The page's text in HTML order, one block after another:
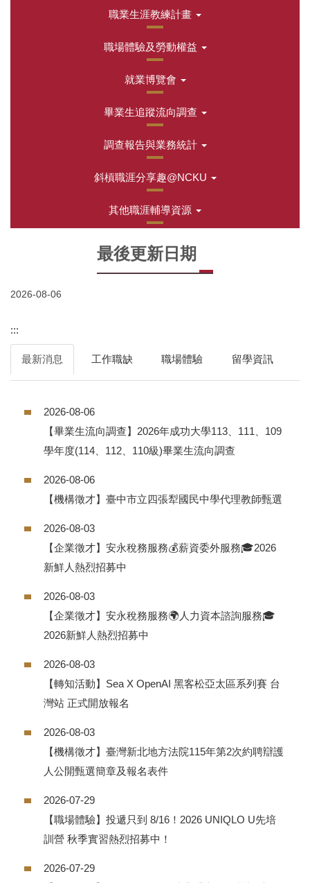
職業生涯教練計畫
職場體驗及勞動權益
就業博覽會
畢業生追蹤流向調查
調查報告與業務統計
斜槓職涯分享趣@NCKU
其他職涯輔導資源
最後更新日期
2026-08-06
:::
最新消息 工作職缺 職場體驗 留學資訊
2026-08-06
【畢業生流向調查】2026年成功大學113、111、109
學年度(114、112、110級)畢業生流向調查
2026-08-06
【機構徵才】臺中市立四張犁國民中學代理教師甄選
2026-08-03
【企業徵才】安永稅務服務💰薪資委外服務🎓2026
新鮮人熱烈招募中
2026-08-03
【企業徵才】安永稅務服務🌍人力資本諮詢服務🎓
2026新鮮人熱烈招募中
2026-08-03
【轉知活動】Sea X OpenAI 黑客松亞太區系列賽 台
灣站 正式開放報名
2026-08-03
【機構徵才】臺灣新北地方法院115年第2次約聘辯護
人公開甄選簡章及報名表件
2026-07-29
【職場體驗】投遞只到 8/16！2026 UNIQLO U先培
訓營 秋季實習熱烈招募中！
2026-07-29